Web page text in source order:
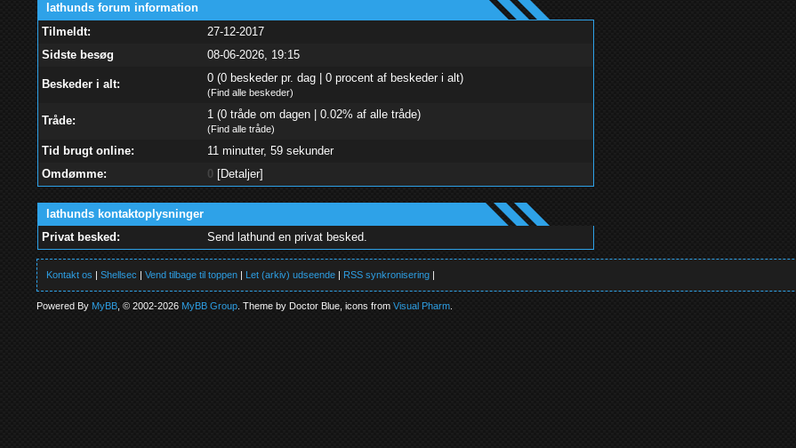
lathunds forum information
Tilmeldt:
27-12-2017
Sidste besøg
08-06-2026, 19:15
Beskeder i alt: 0 (0 beskeder pr. dag | 0 procent af beskeder i alt)
(Find alle beskeder)
Tråde: 1 (0 tråde om dagen | 0.02% af alle tråde)
(Find alle tråde)
Tid brugt online:
11 minutter, 59 sekunder
Omdømme:
0 [Detaljer]
lathunds kontaktoplysninger
Privat besked:
Send lathund en privat besked.
Kontakt os |Shellsec |Vend tilbage til toppen | Let (arkiv) udseende | RSS synkronisering |
Powered ByMyBB , © 2002-2026MyBB Group . Theme by Doctor Blue, icons fromVisual Pharm